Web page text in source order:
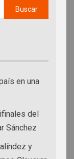
en una
del
Sánchez
y